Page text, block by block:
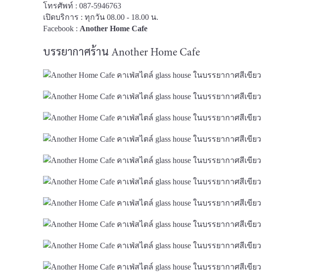
โทรศัพท์ : 087-5946763
เปิดบริการ : ทุกวัน 08.00 - 18.00 น.
Facebook : Another Home Cafe
บรรยากาศร้าน Another Home Cafe